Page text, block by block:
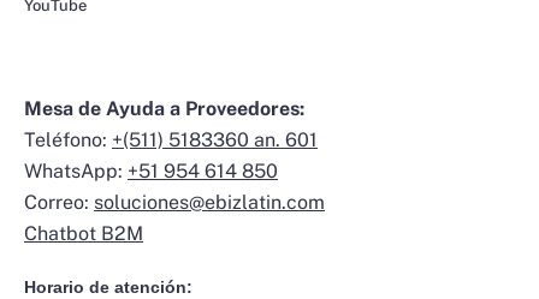
YouTube
Mesa de Ayuda a Proveedores:
Teléfono: +(511) 5183360 an. 601
WhatsApp: +51 954 614 850
Correo: soluciones@ebizlatin.com
Chatbot B2M
Horario de atención: